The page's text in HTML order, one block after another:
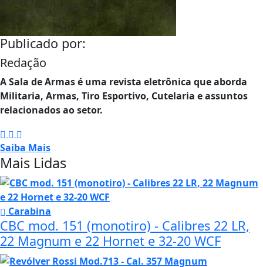
Publicado por:
Redação
A Sala de Armas é uma revista eletrônica que aborda
Militaria, Armas, Tiro Esportivo, Cutelaria e assuntos
relacionados ao setor.
Saiba Mais
Mais Lidas
Carabina
CBC mod. 151 (monotiro) - Calibres 22 LR,
22 Magnum e 22 Hornet e 32-20 WCF